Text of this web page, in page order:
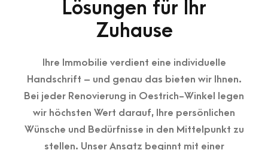
Lösungen für Ihr
Zuhause
Ihre Immobilie verdient eine individuelle
Handschrift – und genau das bieten wir Ihnen.
Bei jeder Renovierung in Oestrich-Winkel legen
wir höchsten Wert darauf, Ihre persönlichen
Wünsche und Bedürfnisse in den Mittelpunkt zu
stellen. Unser Ansatz beginnt mit einer